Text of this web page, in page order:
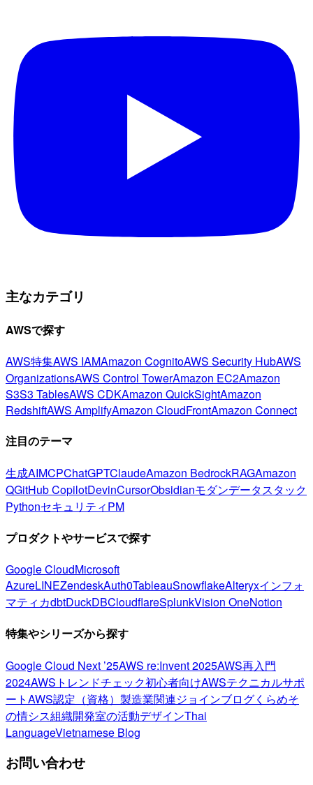
主なカテゴリ
AWSで探す
AWS特集AWS IAMAmazon CognitoAWS Security HubAWS
OrganizationsAWS Control TowerAmazon EC2Amazon
S3S3 TablesAWS CDKAmazon QuickSightAmazon
RedshiftAWS AmplifyAmazon CloudFrontAmazon Connect
注目のテーマ
生成AIMCPChatGPTClaudeAmazon BedrockRAGAmazon
QGitHub CopilotDevinCursorObsidianモダンデータスタック
PythonセキュリティPM
プロダクトやサービスで探す
Google CloudMicrosoft
AzureLINEZendeskAuth0TableauSnowflakeAlteryxインフォ
マティカdbtDuckDBCloudflareSplunkVision OneNotion
特集やシリーズから探す
Google Cloud Next ’25AWS re:Invent 2025AWS再入門
2024AWSトレンドチェック初心者向けAWSテクニカルサポ
ートAWS認定（資格） 製造業関連ジョインブログくらめそ
の情シス組織開発室の活動デザインThai
LanguageVietnamese Blog
お問い合わせ